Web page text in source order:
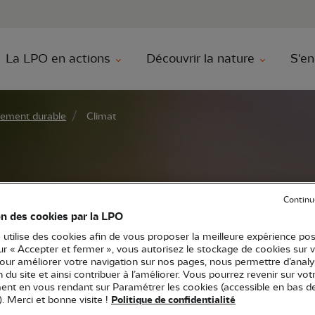
Aller à la
La LPO en actions Découvrir la nature
durable Climat
climatiques représentent un risque
rapides sont nécessaires pour maîtriser l'ampleur
des cookies par la LPO
des cookies afin de vous proposer la meilleure expérience
« Accepter et fermer », vous autorisez le stockage de cookies sur
améliorer votre navigation sur nos pages, nous permettre
du site et ainsi contribuer à l’améliorer. Vous pourrez revenir sur
en vous rendant sur Paramétrer les cookies (accessible en bas
Merci et bonne visite ! Politique de confidentialité